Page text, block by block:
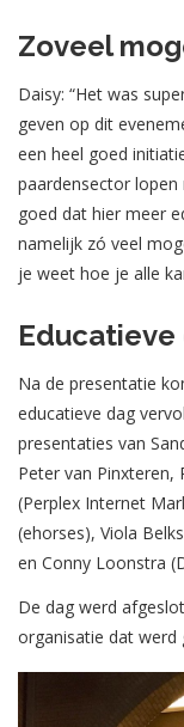
Zoveel
Daisy: “Het was
geven op dit
een heel goed
paardensector
goed dat hier meer
namelijk zó veel
je weet hoe je alle
Educatieve
Na de presentatie
educatieve dag
presentaties van
Peter van Pinxteren,
(Perplex Internet
(ehorses), Viola
en Conny Loonstra
De dag werd
organisatie dat werd